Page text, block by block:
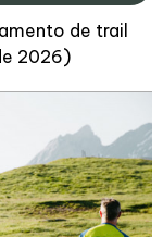
de trail
2026)